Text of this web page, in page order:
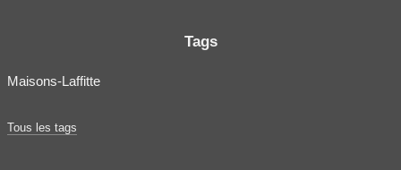
Tags
Maisons-Laffitte
Tous les tags